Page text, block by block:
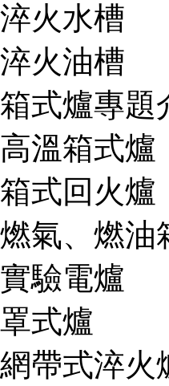
淬火水槽
淬火油槽
箱式爐專題
高溫箱式爐
箱式回火爐
燃氣、燃油
實驗電爐
罩式爐
網帶式淬火